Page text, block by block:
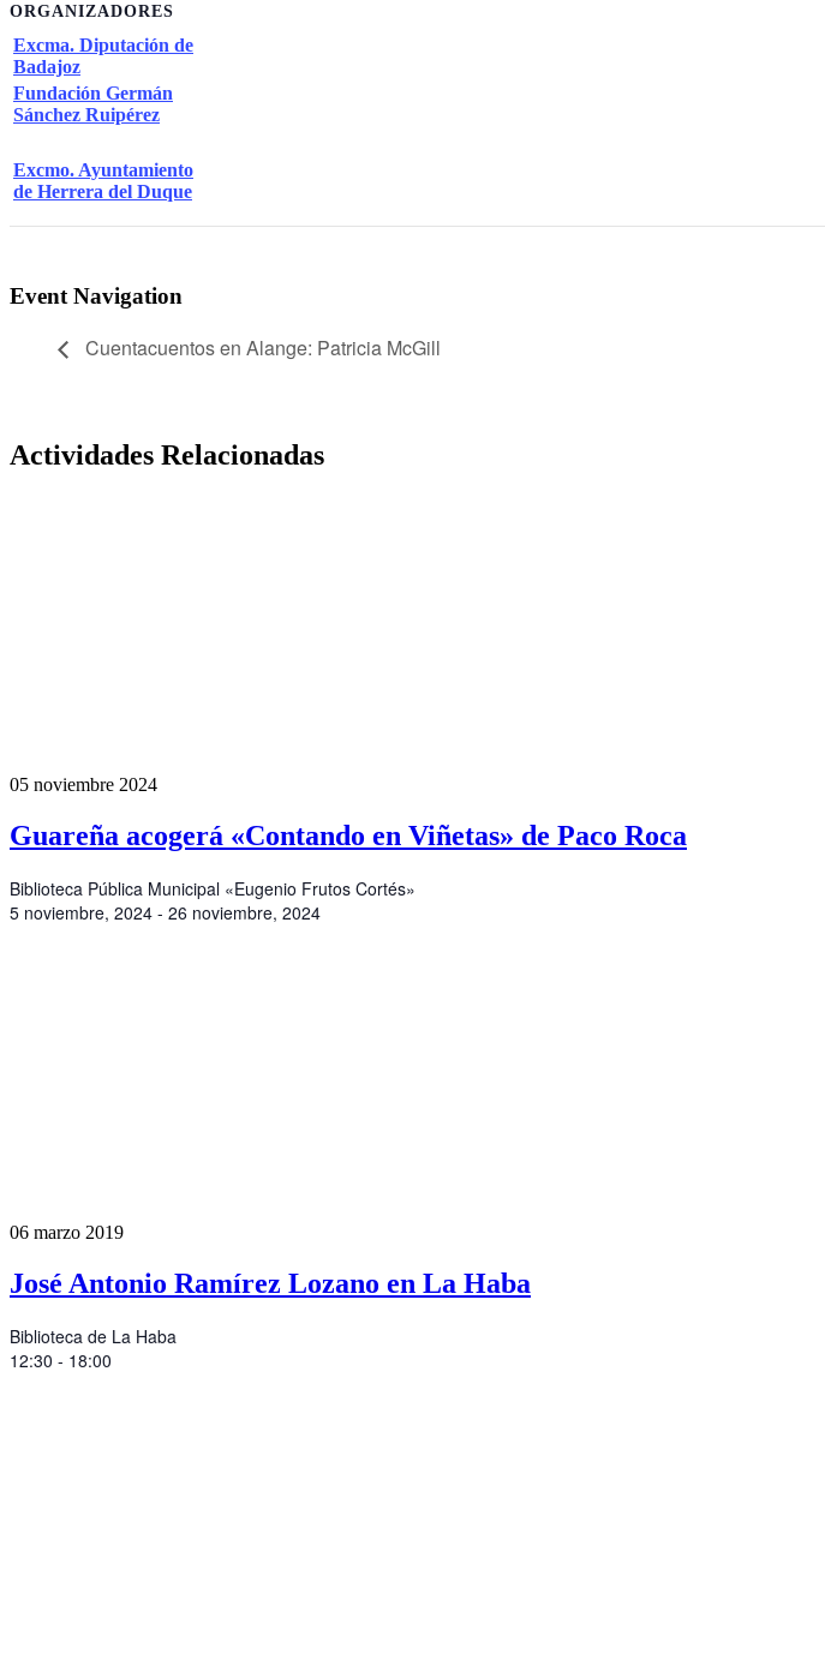
ORGANIZADORES
Excma. Diputación de
Badajoz
Fundación Germán
Sánchez Ruipérez
Excmo. Ayuntamiento
de Herrera del Duque
Event Navigation
Cuentacuentos en Alange: Patricia McGill
Actividades Relacionadas
05 noviembre 2024
Guareña acogerá «Contando en Viñetas» de Paco Roca
Biblioteca Pública Municipal «Eugenio Frutos Cortés»
5 noviembre, 2024 - 26 noviembre, 2024
06 marzo 2019
José Antonio Ramírez Lozano en La Haba
Biblioteca de La Haba
12:30 - 18:00